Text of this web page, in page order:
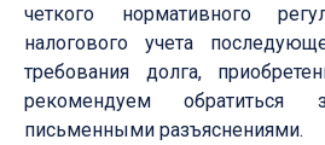
четкого нормативного
налогового учета
требования долга,
рекомендуем обратиться
письменными разъяснениями.